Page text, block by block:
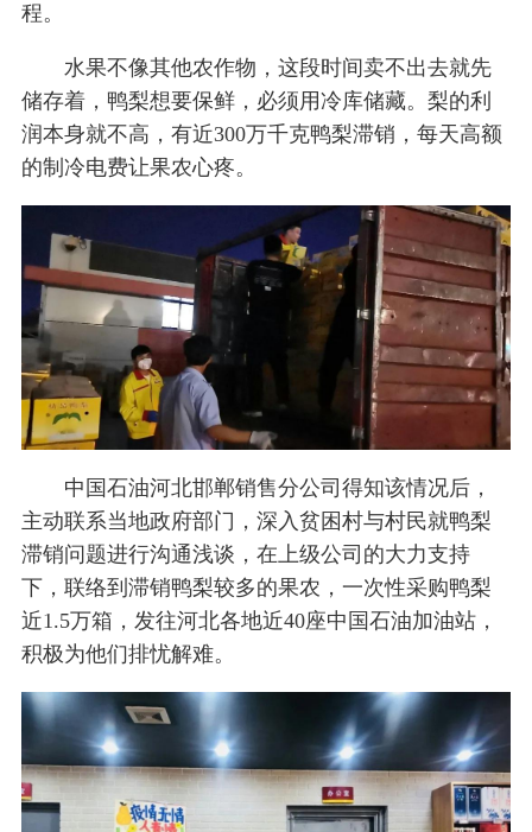
程。
水果不像其他农作物，这段时间卖不出去就先
储存着，鸭梨想要保鲜，必须用冷库储藏。梨的利
润本身就不高，有近300万千克鸭梨滞销，每天高额
的制冷电费让果农心疼。
中国石油河北邯郸销售分公司得知该情况后，
主动联系当地政府部门，深入贫困村与村民就鸭梨
滞销问题进行沟通浅谈，在上级公司的大力支持
下，联络到滞销鸭梨较多的果农，一次性采购鸭梨
近1.5万箱，发往河北各地近40座中国石油加油站，
积极为他们排忧解难。